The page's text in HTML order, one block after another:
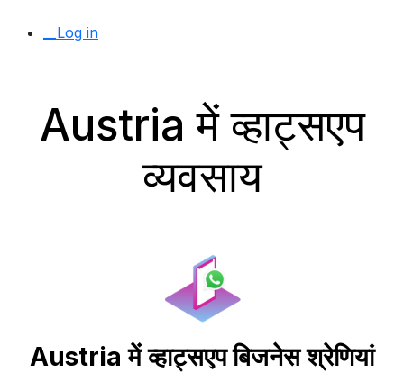
__Log in
Austria में व्हाट्सएप
व्यवसाय
Austria में व्हाट्सएप बिजनेस श्रेणियां